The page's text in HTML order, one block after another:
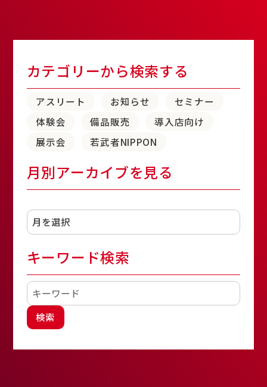
カテゴリーから検索する
アスリート お知らせ
セミナー
体験会
備品販売
導入店向け
展示会
若武者NIPPON
月別アーカイブを見る
キーワード検索
検索